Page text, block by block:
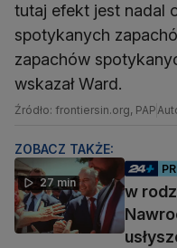
tutaj efekt jest nadal
spotykanych
zapachów
wskazał Ward.
Źródło: frontiersin.org, PAP
ZOBACZ TAKŻE:
27 min
w